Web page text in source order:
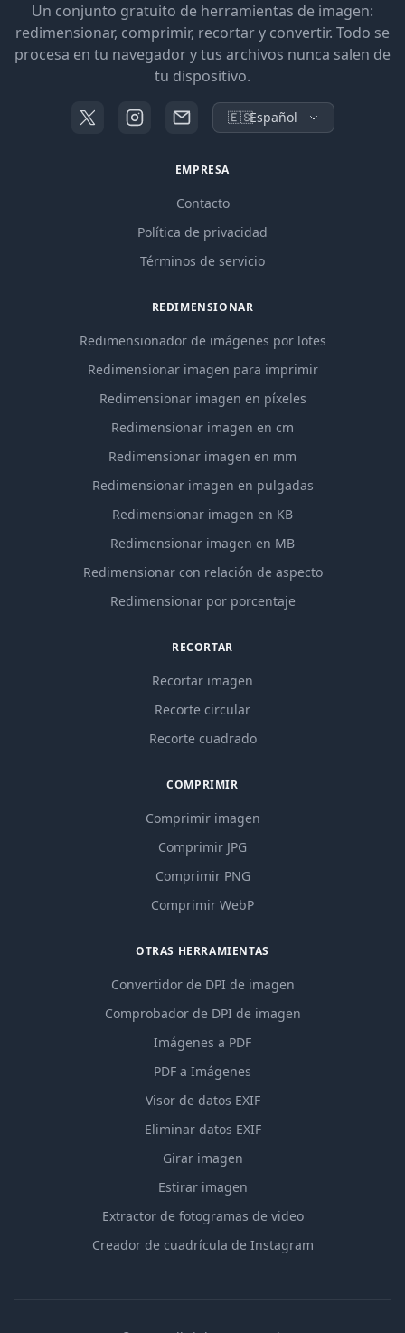
Un conjunto gratuito de herramientas de imagen:
redimensionar, comprimir, recortar y convertir. Todo se
procesa en tu navegador y tus archivos nunca salen de
tu dispositivo.
🇪🇸Español
EMPRESA
Contacto
Política de privacidad
Términos de servicio
REDIMENSIONAR
Redimensionador de imágenes por lotes
Redimensionar imagen para imprimir
Redimensionar imagen en píxeles
Redimensionar imagen en cm
Redimensionar imagen en mm
Redimensionar imagen en pulgadas
Redimensionar imagen en KB
Redimensionar imagen en MB
Redimensionar con relación de aspecto
Redimensionar por porcentaje
RECORTAR
Recortar imagen
Recorte circular
Recorte cuadrado
COMPRIMIR
Comprimir imagen
Comprimir JPG
Comprimir PNG
Comprimir WebP
OTRAS HERRAMIENTAS
Convertidor de DPI de imagen
Comprobador de DPI de imagen
Imágenes a PDF
PDF a Imágenes
Visor de datos EXIF
Eliminar datos EXIF
Girar imagen
Estirar imagen
Extractor de fotogramas de video
Creador de cuadrícula de Instagram